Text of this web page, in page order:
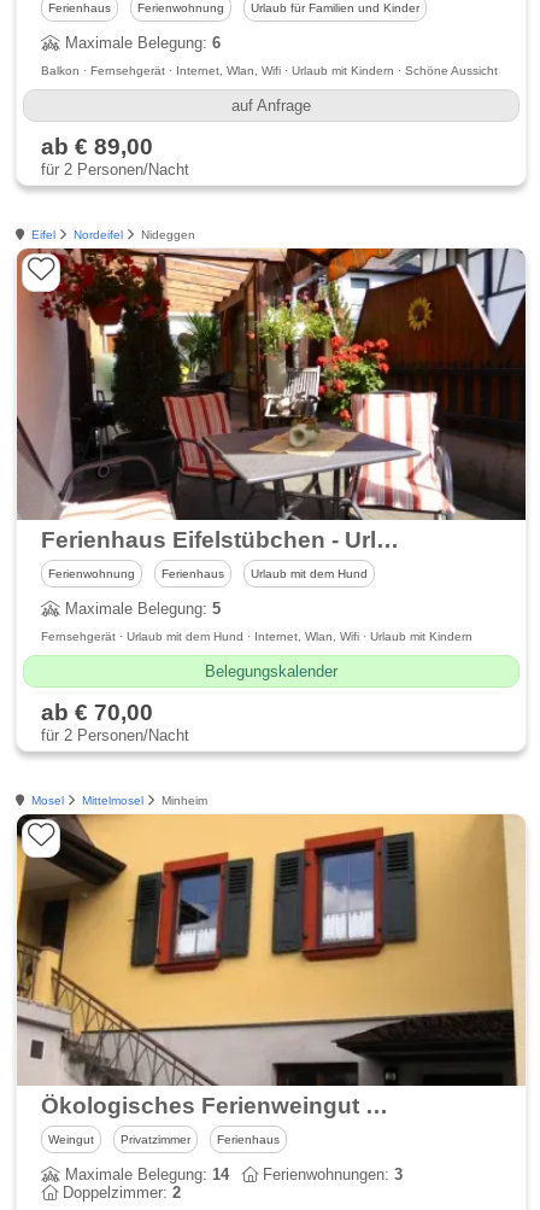
Ferienhaus Ferienwohnung Urlaub für Familien und Kinder
Maximale Belegung:6
Balkon · Fernsehgerät · Internet, Wlan, Wifi · Urlaub mit Kindern · Schöne Aussicht
auf Anfrage
ab € 89,00
für 2 Personen/Nacht
Eifel Nordeifel Nideggen
Ferienhaus Eifelstübchen - Urlaub mit dem Hund
Ferienwohnung Ferienhaus Urlaub mit dem Hund
Maximale Belegung:5
Fernsehgerät · Urlaub mit dem Hund · Internet, Wlan, Wifi · Urlaub mit Kindern
Belegungskalender
ab € 70,00
für 2 Personen/Nacht
Mosel Mittelmosel Minheim
Ökologisches Ferienweingut Ernst Hoffmann in Minheim an der Mosel
Weingut Privatzimmer Ferienhaus
Maximale Belegung:14 Ferienwohnungen:3
Doppelzimmer:2